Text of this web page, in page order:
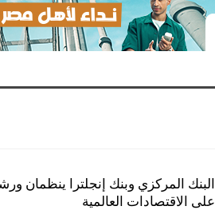
البنك المركزي وبنك إنجلترا ينظمان
على الاقتصادات العالمية